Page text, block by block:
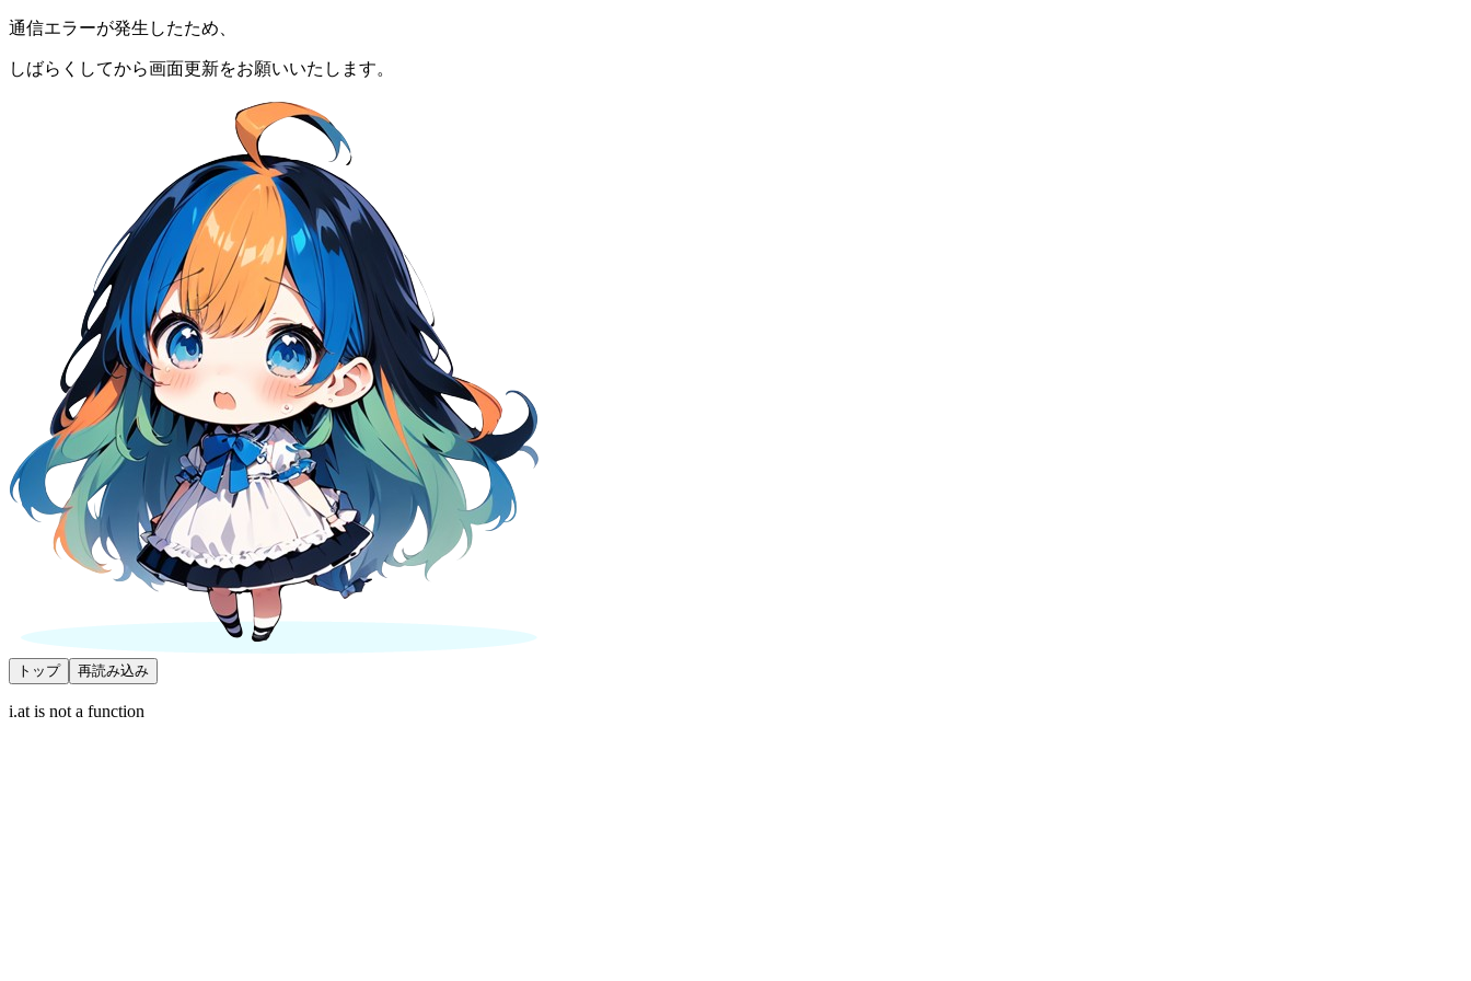
通信エラーが発生したため、
しばらくしてから画面更新をお願いいたします。
トップ 再読み込み
i.at is not a function